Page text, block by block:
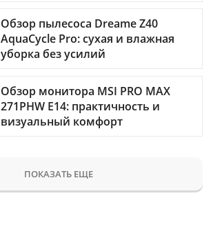
Обзор пылесоса Dreame Z40
AquaCycle Pro: сухая и влажная
уборка без усилий
Обзор монитора MSI PRO MAX
271PHW E14: практичность и
визуальный комфорт
ПОКАЗАТЬ ЕЩЕ